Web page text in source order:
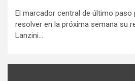
El marcador central de último
resolver en la próxima semana su
Lanzini...